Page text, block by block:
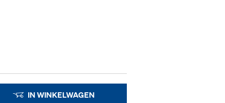
IN WINKELWAGEN